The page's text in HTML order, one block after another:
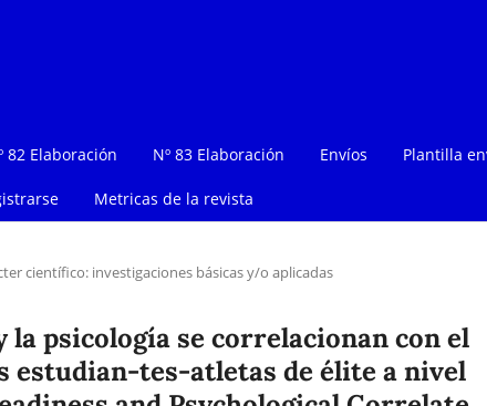
82 Elaboración Nº 83 Elaboración Envíos Plantilla
Metricas de la revista
científico: investigaciones básicas y/o aplicadas
la psicología se correlacionan con el
estudian-tes-atletas de élite a nivel